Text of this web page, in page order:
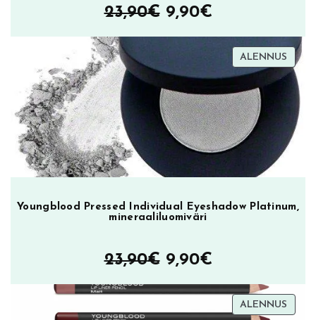
23,90€ Alkuperäinen
hinta
23,90€.
9,90€Nykyinen
hinta
on:
9,90€.
ALENNUS
Youngblood Pressed Individual Eyeshadow Platinum,
mineraaliluomiväri
23,90€ Alkuperäinen
hinta
oli:
9,90€Nykyinen
hinta
on: ALENNUS